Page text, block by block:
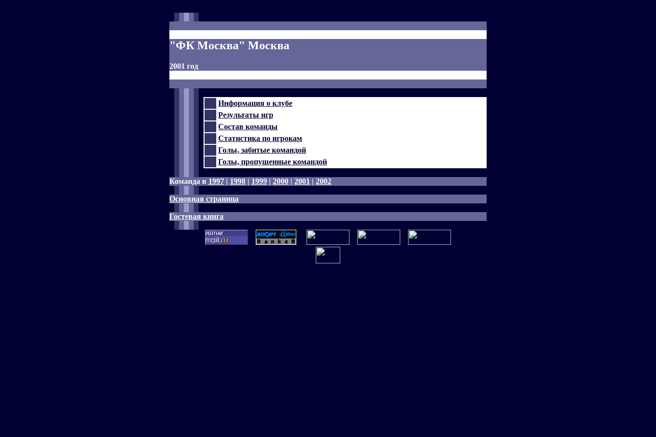
"ФК Москва" Москва
2001 год
Информация о клубе
Результаты игр
Состав команды
Статистика по игрокам
Голы, забитые командой
Голы, пропущенные командой
Команда в 1997 | 1998 | 1999 | 2000 | 2001 | 2002
Основная страница
Гостевая книга